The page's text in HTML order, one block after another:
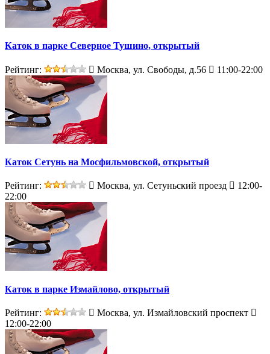
Каток в парке Северное Тушино, открытый
Рейтинг: Москва, ул. Свободы, д.56 11:00-22:00
Каток Сетунь на Мосфильмовской, открытый
Рейтинг: Москва, ул. Сетуньский проезд
12:00-
22:00
Каток в парке Измайлово, открытый
Рейтинг:
Москва, ул. Измайловский проспект
12:00-22:00